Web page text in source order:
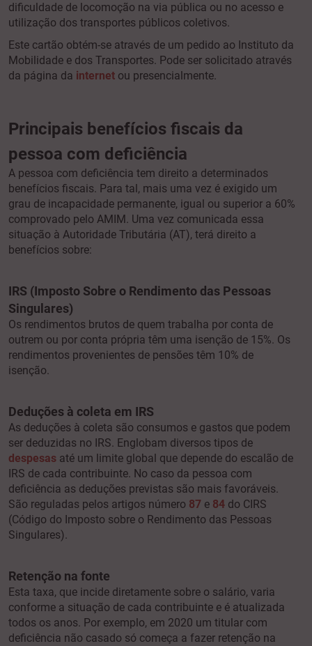
dificuldade de locomoção na via pública ou no acesso e
utilização dos transportes públicos coletivos.
Este cartão obtém-se através de um pedido ao Instituto da
Mobilidade e dos Transportes. Pode ser solicitado através
da página da internet ou presencialmente.
Principais benefícios fiscais da
pessoa com deficiência
A pessoa com deficiência tem direito a determinados
benefícios fiscais. Para tal, mais uma vez é exigido um
grau de incapacidade permanente, igual ou superior a 60%
comprovado pelo AMIM. Uma vez comunicada essa
situação à Autoridade Tributária (AT), terá direito a
benefícios sobre:
IRS (Imposto Sobre o Rendimento das Pessoas
Singulares)
Os rendimentos brutos de quem trabalha por conta de
outrem ou por conta própria têm uma isenção de 15%. Os
rendimentos provenientes de pensões têm 10% de
isenção.
Deduções à coleta em IRS
As deduções à coleta são consumos e gastos que podem
ser deduzidas no IRS. Englobam diversos tipos de
despesas até um limite global que depende do escalão de
IRS de cada contribuinte. No caso da pessoa com
deficiência as deduções previstas são mais favoráveis.
São reguladas pelos artigos número 87 e 84 do CIRS
(Código do Imposto sobre o Rendimento das Pessoas
Singulares).
Retenção na fonte
Esta taxa, que incide diretamente sobre o salário, varia
conforme a situação de cada contribuinte e é atualizada
todos os anos. Por exemplo, em 2020 um titular com
deficiência não casado só começa a fazer retenção na